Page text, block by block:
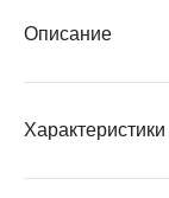
Описание
Характеристики